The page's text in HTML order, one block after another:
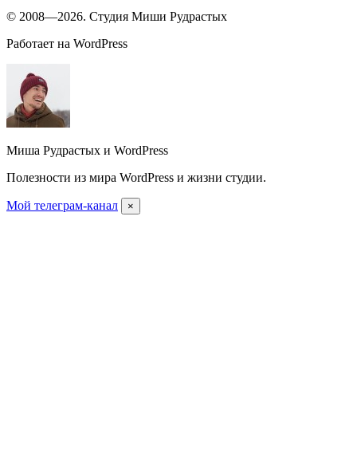
© 2008—2026. Студия Миши Рудрастых
Работает на WordPress
Миша Рудрастых и WordPress
Полезности из мира WordPress и жизни студии.
Мой телеграм-канал ×